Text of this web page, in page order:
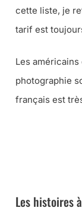
cette liste, je
tarif est
Les américains
photographie
français est
Les histoires